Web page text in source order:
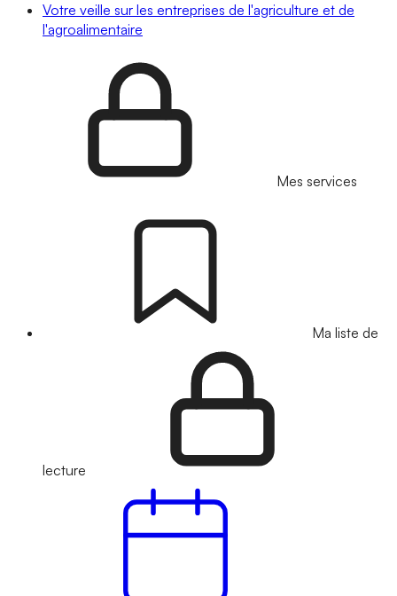
Votre veille sur les entreprises de l'agriculture et de
l'agroalimentaire
Mes services
Ma liste de
lecture